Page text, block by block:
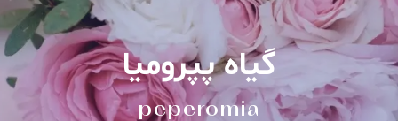
گیاه پپرومیا
peperomia